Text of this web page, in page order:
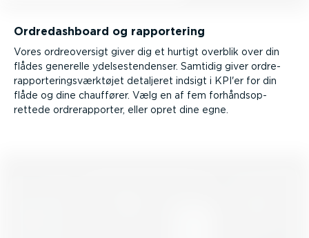
Ordre­das­h­board og rappor­tering
Vores ordre­oversigt giver dig et hurtigt overblik over din
flådes generelle ydelse­s­ten­denser. Samtidig giver ordre­
rap­por­te­rings­værk­tøjet detaljeret indsigt i KPI'er for din
flåde og dine chauffører. Vælg en af fem forhånds­op­
rettede ordre­rap­porter, eller opret dine egne.